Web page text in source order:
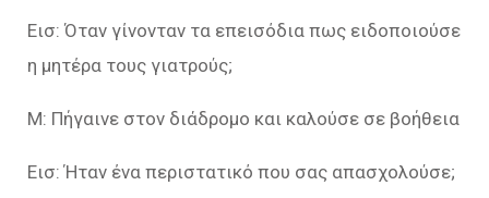
Εισ: Όταν γίνονταν τα επεισόδια πως ειδοποιούσε
η μητέρα τους γιατρούς;
Μ: Πήγαινε στον διάδρομο και καλούσε σε βοήθεια
Εισ: Ήταν ένα περιστατικό που σας απασχολούσε;